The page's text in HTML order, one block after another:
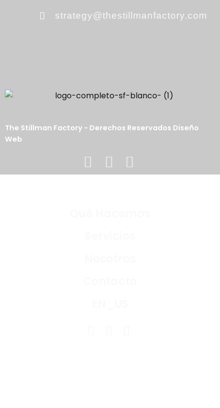
strategy@thestillmanfactory.com
The Stillman Factory - Derechos Reservados Diseño
Web